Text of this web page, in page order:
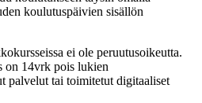
koulutuspäivien sisällön
ei ole peruutusoikeutta.
on 14vrk pois lukien
palvelut tai toimitetut digitaaliset